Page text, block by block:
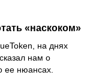
«наскоком»
на днях
нам о
ее нюансах.